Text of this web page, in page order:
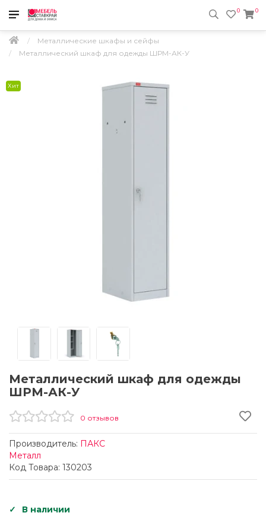
0
0
Металлические шкафы и сейфы
Металлический шкаф для одежды ШРМ-АК-У
Хит
Металлический шкаф для одежды
ШРМ-АК-У
0 отзывов
Производитель: ПАКС
Металл
Код Товара: 130203
В наличии